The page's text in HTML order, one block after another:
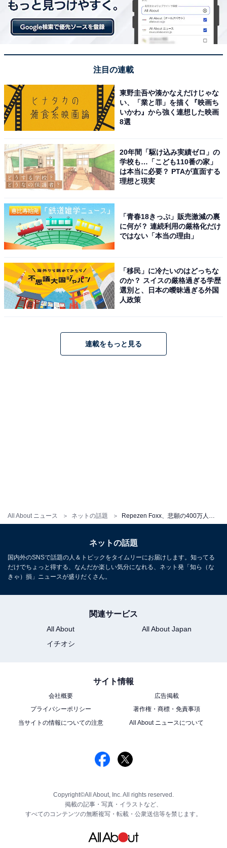
All About ニュース ネットの話題 Repezen Foxx、悲願の400万人達成！ 「とうとう来たなこの時が！！！！」メンバーに胴上げされ達成喜ぶDJ社長
注目の連載
東野圭吾や湊かなえだけじゃな
い、「業と罪」を描く『映画ち
いかわ』から強く連想した映画
8選
20年間「駆け込み実績ゼロ」の
学校も…「こども110番の家」
は本当に必要？ PTAが直面する
理想と現実
「青春18きっぷ」販売激減の裏
に何が？ 連続利用の厳格化だけ
ではない「本当の理由」
「移民」に冷たいのはどっちな
のか？ スイスの厳格過ぎる学歴
選別と、日本の曖昧過ぎる外国
人政策
連載をもっと見る
ネットの話題
国内外のSNSで話題の人＆トピックをタイムリーにお届けします。知ってる
だけでちょっと得する、なんだか楽しい気分になれる、ネット発「知ら（な
きゃ）損」ニュースが盛りだくさん。
関連サービス
All About
All About Japan
イチオシ
サイト情報
会社概要
広告掲載
プライバシーポリシー
著作権・商標・免責事項
当サイトの情報についての注意
All About ニュースについて
Copyright©All About, Inc. All rights reserved.
掲載の記事・写真・イラストなど、
すべてのコンテンツの無断複写・転載・公衆送信等を禁じます。